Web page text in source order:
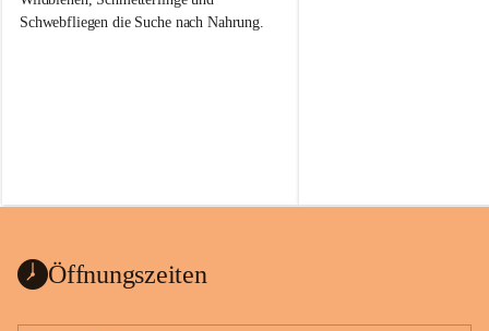
n
Schwebfliegen die Suche nach Nahrung.
können ab 1. September wieder heimische
Vielfalt in Gärten bringen und zugleich
Öffnungszeiten